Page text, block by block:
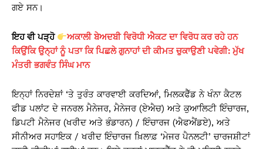
ਗਏ ਸਨ।
ਇਹ ਵੀ ਪੜ੍ਹੋ
ਅਕਾਲੀ ਬੇਅਦਬੀ ਵਿਰੋਧੀ ਐਕਟ ਦਾ ਵਿਰੋਧ ਕਰ ਰਹੇ ਹਨ
ਕਿਉਂਕਿ ਉਨ੍ਹਾਂ ਨੂੰ ਪਤਾ ਕਿ ਪਿਛਲੇ ਗੁਨਾਹਾਂ ਦੀ ਕੀਮਤ ਚੁਕਾਉਣੀ ਪਵੇਗੀ: ਮੁੱਖ
ਮੰਤਰੀ ਭਗਵੰਤ ਸਿੰਘ ਮਾਨ
ਇਨ੍ਹਾਂ ਨਿਰਦੇਸ਼ਾਂ ‘ਤੇ ਤੁਰੰਤ ਕਾਰਵਾਈ ਕਰਦਿਆਂ, ਮਿਲਕਫੈੱਡ ਨੇ ਖੰਨਾ ਕੈਟਲ
ਫੀਡ ਪਲਾਂਟ ਦੇ ਜਨਰਲ ਮੈਨੇਜਰ, ਮੈਨੇਜਰ (ਏਐਚ) ਅਤੇ ਕੁਆਲਿਟੀ ਇੰਚਾਰਜ,
ਡਿਪਟੀ ਮੈਨੇਜਰ (ਖਰੀਦ ਅਤੇ ਭੰਡਾਰਨ) / ਇੰਚਾਰਜ (ਐਫਐਂਡਏ), ਅਤੇ
ਸੀਨੀਅਰ ਸਹਾਇਕ / ਖਰੀਦ ਇੰਚਾਰਜ ਖ਼ਿਲਾਫ਼ ‘ਮੇਜਰ ਪੈਨਲਟੀ’ ਚਾਰਜਸ਼ੀਟਾਂ